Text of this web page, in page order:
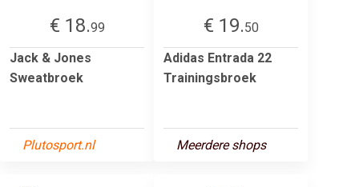
€ 18.99
Jack & Jones
Sweatbroek
Plutosport.nl
€ 19.50
Adidas Entrada 22
Trainingsbroek
Meerdere shops